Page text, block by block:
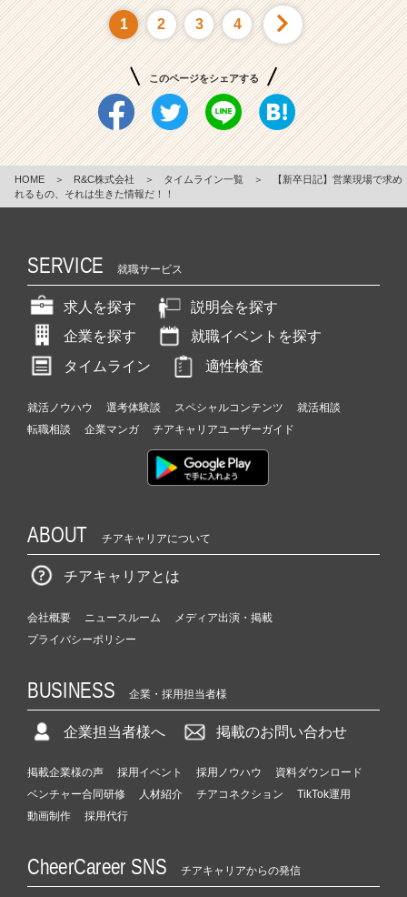
1 2 3 4
このページをシェアする
HOME ＞ R&C株式会社 ＞ タイムライン一覧 ＞
【新卒日記】営業現場で求め
れるもの、それは生きた情報だ！！
SERVICE 就職サービス
求人を探す
説明会を探す
企業を探す
就職イベントを探す
タイムライン
適性検査
就活ノウハウ 選考体験談 スペシャルコンテンツ
就活相談
転職相談
企業マンガ チアキャリアユーザーガイド
ABOUT チアキャリアについて
チアキャリアとは
会社概要 ニュースルーム
メディア出演・掲載
プライバシーポリシー
BUSINESS 企業・採用担当者様
企業担当者様へ 掲載のお問い合わせ
掲載企業様の声 採用イベント 採用ノウハウ
資料ダウンロード
ベンチャー合同研修
人材紹介 チアコネクション
TikTok運用
動画制作
採用代行
CheerCareer SNS チアキャリアからの発信